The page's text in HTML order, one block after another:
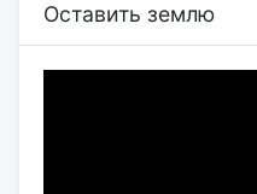
Оставить землю